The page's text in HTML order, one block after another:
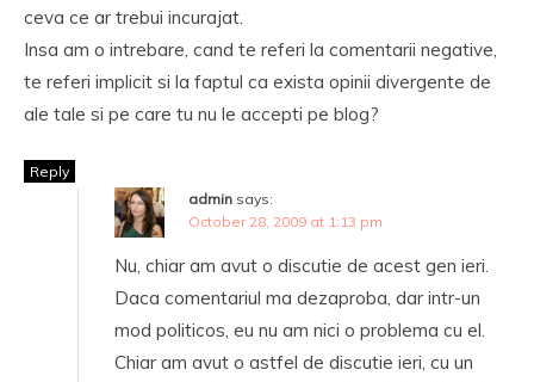
ceva ce ar trebui incurajat.
Insa am o intrebare, cand te referi la comentarii negative,
te referi implicit si la faptul ca exista opinii divergente de
ale tale si pe care tu nu le accepti pe blog?
Reply
admin says:
October 28, 2009 at 1:13 pm
Nu, chiar am avut o discutie de acest gen ieri.
Daca comentariul ma dezaproba, dar intr-un
mod politicos, eu nu am nici o problema cu el.
Chiar am avut o astfel de discutie ieri, cu un